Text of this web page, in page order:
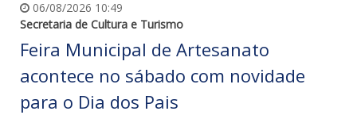
06/08/2026 10:49
Secretaria de Cultura e Turismo
Feira Municipal de Artesanato
acontece no sábado com novidade
para o Dia dos Pais